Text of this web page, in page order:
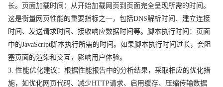
长。页面加载时间：从开始加载网页到页面完全呈现所需的时间。
这是衡量网页性能的重要指标之一，包括DNS解析时间、建立连接
时间、发送请求时间、接收响应数据时间等。脚本执行时间：页面
中的JavaScript脚本执行所需的时间。如果脚本执行时间过长，会阻
塞页面的渲染和交互，影响用户体验。
3. 性能优化建议：根据性能报告中的分析结果，采取相应的优化措
施，如优化网页代码、减少HTTP请求、启用缓存、压缩传输数据